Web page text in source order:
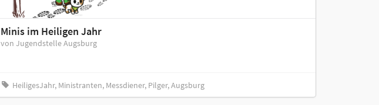
Minis im Heiligen Jahr
von Jugendstelle Augsburg
HeiligesJahr, Ministranten, Messdiener, Pilger, Augsburg